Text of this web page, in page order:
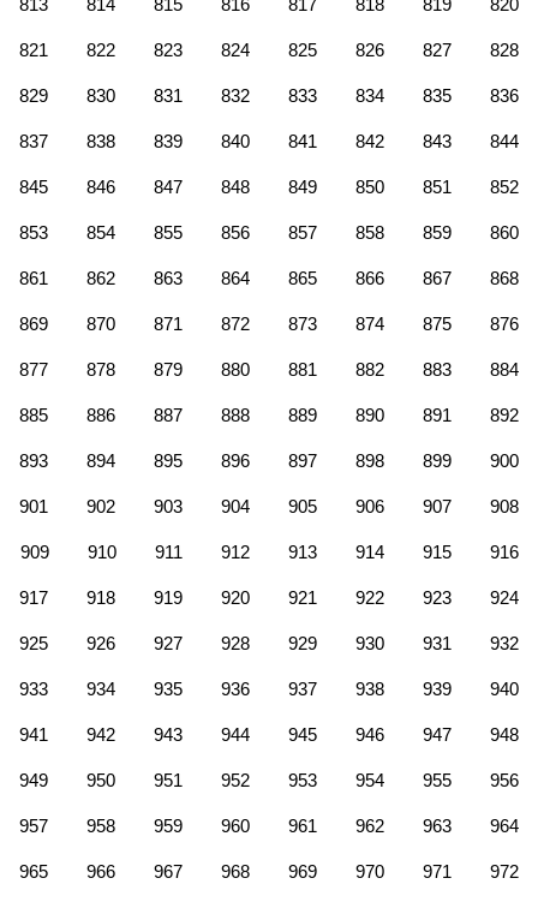
813 814 815 816 817 818 819 820
821 822 823 824 825 826 827 828
829 830 831 832 833 834 835 836
837 838 839 840 841 842 843 844
845 846 847 848 849 850 851 852
853 854 855 856 857 858 859 860
861 862 863 864 865 866 867 868
869 870 871 872 873 874 875 876
877 878 879 880 881 882 883 884
885 886 887 888 889 890 891 892
893 894 895 896 897 898 899 900
901 902 903 904 905 906 907 908
909 910 911 912 913 914 915 916
917 918 919 920 921 922 923 924
925 926 927 928 929 930 931 932
933 934 935 936 937 938 939 940
941 942 943 944 945 946 947 948
949 950 951 952 953 954 955 956
957 958 959 960 961 962 963 964
965 966 967 968 969 970 971 972